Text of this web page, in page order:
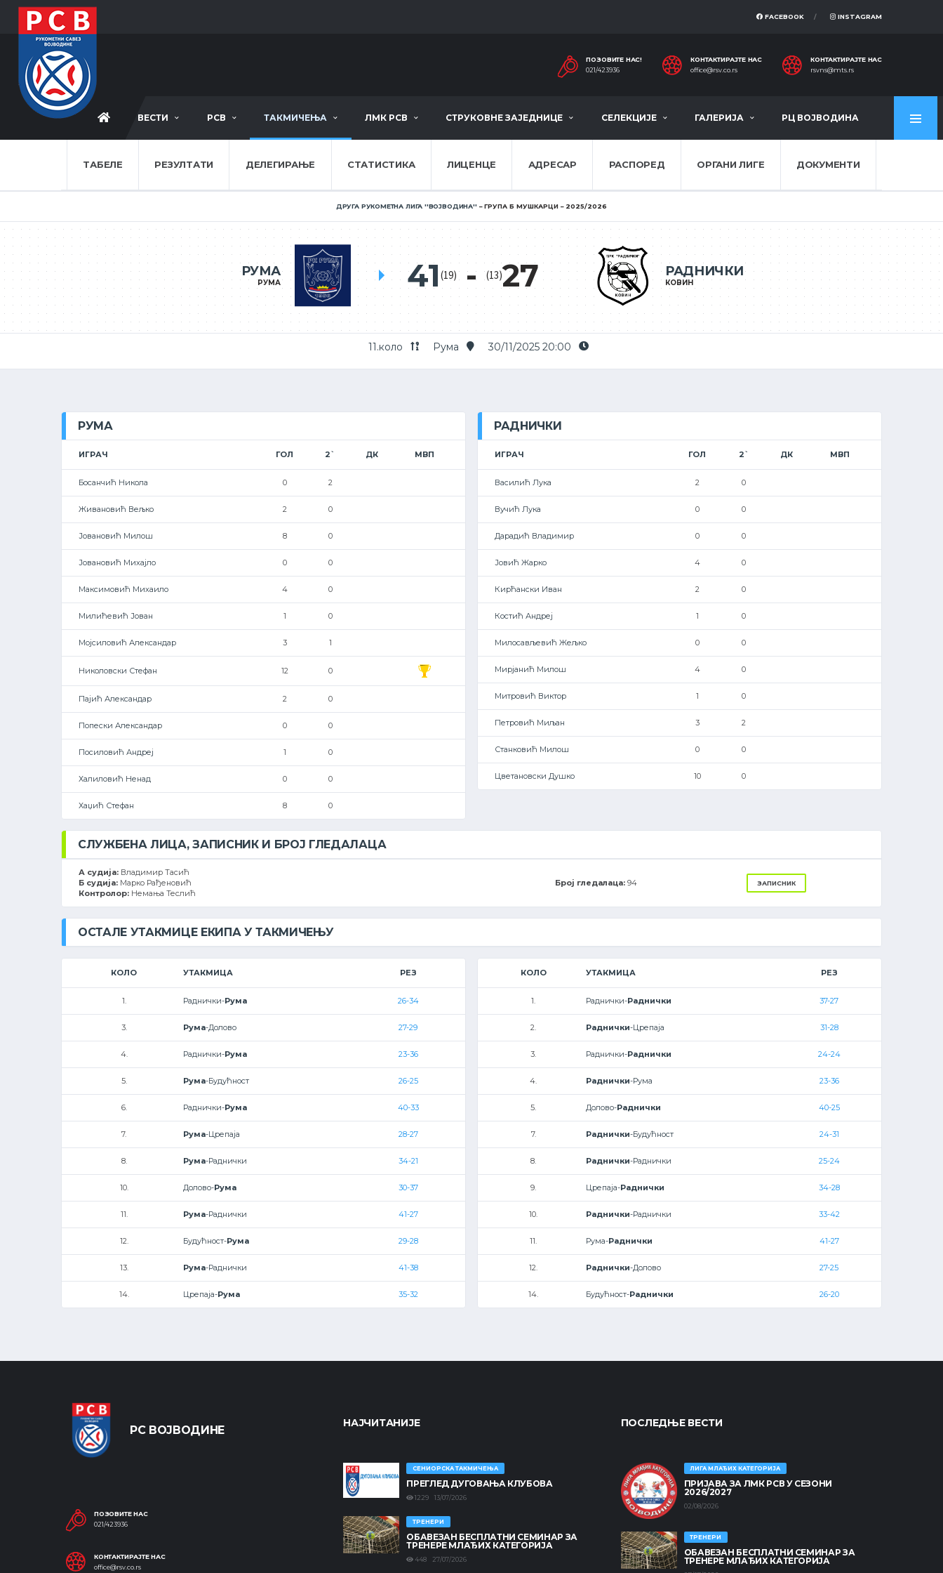
FACEBOOK INSTAGRAM
ПОЗОВИТЕ НАС!
021/423936
КОНТАКТИРАЈТЕ НАС
office@rsv.co.rs
КОНТАКТИРАЈТЕ НАС
rsvns@mts.rs
ВЕСТИ РСВ ТАКМИЧЕЊА ЛМК РСВ СТРУКОВНЕ ЗАЈЕДНИЦЕ СЕЛЕКЦИЈЕ ГАЛЕРИЈА РЦ ВОЈВОДИНА
ТАБЕЛЕ РЕЗУЛТАТИ ДЕЛЕГИРАЊЕ СТАТИСТИКА ЛИЦЕНЦЕ АДРЕСАР РАСПОРЕД ОРГАНИ ЛИГЕ ДОКУМЕНТИ
ДРУГА РУКОМЕТНА ЛИГА ''ВОЈВОДИНА'' ГРУПА Б МУШКАРЦИ 2025/2026
РУМА
РУМА 41 (19) РАДНИЧКИ
КОВИН
(13)27
11.коло Рума 30/11/2025 20:00
РУМА
ИГРАЧ ГОЛ 2` ДК МВП
Босанчић Никола 0 2
Живановић Вељко 2 0
Јовановић Милош 8 0
Јовановић Михајло 0 0
Максимовић Михаило 4 0
Милићевић Јован 1 0
Мојсиловић Александар 3 1
Николовски Стефан 12 0
Пајић Александар 2 0
Попески Александар 0 0
Посиловић Андреј 1 0
Халиловић Ненад 0 0
Хаџић Стефан 8 0
РАДНИЧКИ
ИГРАЧ ГОЛ 2` ДК МВП
Василић Лука 2 0
Вучић Лука 0 0
Дарадић Владимир 0 0
Јовић Жарко 4 0
Кирћански Иван 2 0
Костић Андреј 1 0
Милосављевић Жељко 0 0
Мирјанић Милош 4 0
Митровић Виктор 1 0
Петровић Миљан 3 2
Станковић Милош 0 0
Цветановски Душко 10 0
СЛУЖБЕНА ЛИЦА, ЗАПИСНИК И БРОЈ ГЛЕДАЛАЦА
А судија: Владимир Тасић
Б судија: Марко Рађеновић
Контролор: Немања Теслић
Број гледалаца: 94 ЗАПИСНИК
ОСТАЛЕ УТАКМИЦЕ ЕКИПА У ТАКМИЧЕЊУ
КОЛО УТАКМИЦА РЕЗ
1. Раднички-Рума 26-34
3. Рума-Долово 27-29
4. Раднички-Рума 23-36
5. Рума-Будућност 26-25
6. Раднички-Рума 40-33
7. Рума-Црепаја 28-27
8. Рума-Раднички 34-21
10. Долово-Рума 30-37
11. Рума-Раднички 41-27
12. Будућност-Рума 29-28
13. Рума-Раднички 41-38
14. Црепаја-Рума 35-32
КОЛО УТАКМИЦА РЕЗ
1. Раднички-Раднички 37-27
2. Раднички-Црепаја 31-28
3. Раднички-Раднички 24-24
4. Раднички-Рума 23-36
5. Долово-Раднички 40-25
7. Раднички-Будућност 24-31
8. Раднички-Раднички 25-24
9. Црепаја-Раднички 34-28
10. Раднички-Раднички 33-42
11. Рума-Раднички 41-27
12. Раднички-Долово 27-25
14. Будућност-Раднички 26-20
РС ВОЈВОДИНЕ
ПОЗОВИТЕ НАС
021/423936
КОНТАКТИРАЈТЕ НАС
office@rsv.co.rs
НАЈЧИТАНИЈЕ
СЕНИОРСКА ТАКМИЧЕЊА
ПРЕГЛЕД ДУГОВАЊА КЛУБОВА
1229 13/07/2026
ТРЕНЕРИ
ОБАВЕЗАН БЕСПЛАТНИ СЕМИНАР ЗА
ТРЕНЕРЕ МЛАЂИХ КАТЕГОРИЈА
448 27/07/2026
ПОСЛЕДЊЕ ВЕСТИ
ЛИГА МЛАЂИХ КАТЕГОРИЈА
ПРИЈАВА ЗА ЛМК РСВ У СЕЗОНИ
2026/2027
02/08/2026
ТРЕНЕРИ
ОБАВЕЗАН БЕСПЛАТНИ СЕМИНАР ЗА
ТРЕНЕРЕ МЛАЂИХ КАТЕГОРИЈА